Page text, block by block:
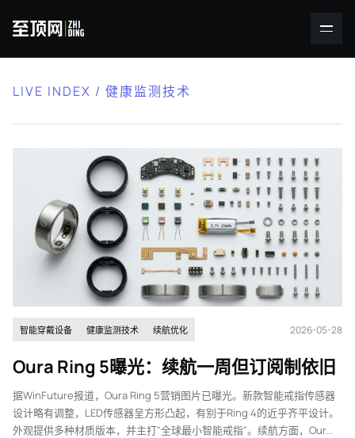
LIVE INDEX / 健康监测技术
智能穿戴设备 健康监测技术 续航优化 2026-05-28
Oura Ring 5曝光：续航一周但订阅制依旧
据WinFuture报道，Oura Ring 5营销图片已曝光。新款智能戒指传感器
设计略有调整，LED传感器呈方形凸起，有别于Ring 4的近乎齐平设计。
外观提供多种材质版本，并主打"全球最小智能戒指"。续航方面，Our...